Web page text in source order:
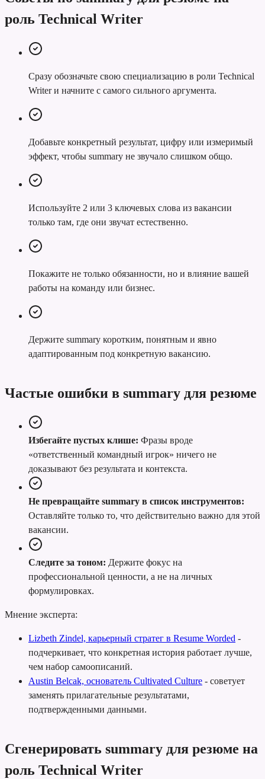
роль Technical Writer
Сразу обозначьте свою специализацию в роли Technical
Writer и начните с самого сильного аргумента.
Добавьте конкретный результат, цифру или измеримый
эффект, чтобы summary не звучало слишком общо.
Используйте 2 или 3 ключевых слова из вакансии
только там, где они звучат естественно.
Покажите не только обязанности, но и влияние вашей
работы на команду или бизнес.
Держите summary коротким, понятным и явно
адаптированным под конкретную вакансию.
Частые ошибки в summary для резюме
Избегайте пустых клише: Фразы вроде
«ответственный командный игрок» ничего не
доказывают без результата и контекста.
Не превращайте summary в список инструментов:
Оставляйте только то, что действительно важно для этой
вакансии.
Следите за тоном: Держите фокус на
профессиональной ценности, а не на личных
формулировках.
Мнение эксперта:
Lizbeth Zindel, карьерный стратег в Resume Worded -
подчеркивает, что конкретная история работает лучше,
чем набор самоописаний.
Austin Belcak, основатель Cultivated Culture - советует
заменять прилагательные результатами,
подтвержденными данными.
Сгенерировать summary для резюме на
роль Technical Writer